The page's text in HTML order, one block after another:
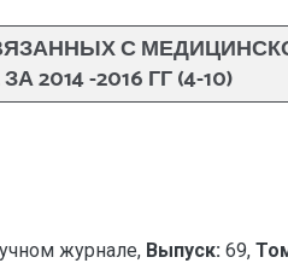
С
-2016 ГГ (4-10)
журнале, Выпуск: 69,